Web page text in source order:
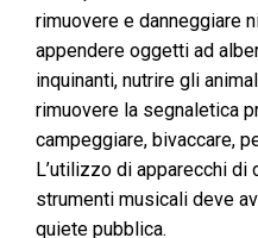
rimuovere e danneggiare
appendere oggetti ad
inquinanti, nutrire gli
rimuovere la segnaletica
campeggiare, bivaccare,
L’utilizzo di apparecchi
strumenti musicali deve
quiete pubblica.